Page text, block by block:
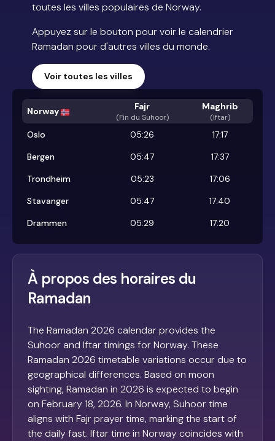
toutes les villes populaires de Norway.
Appuyez sur le bouton pour voir le calendrier
Ramadan pour d'autres villes du monde.
Voir toutes les villes
Norway Fajr
(Fin du Suhoor)
Maghrib
(Iftar)
Oslo 05:26
17:17
Bergen
05:47
17:37
Trondheim
05:23
17:06
Stavanger
05:47
17:40
Drammen
05:29 17:20
À propos des horaires du
Ramadan
The Ramadan 2026 calendar provides the
Suhoor and Iftar timings for Norway. These
Ramadan 2026 timetable variations occur due to
geographical differences. Based on moon
sighting, Ramadan in 2026 is expected to begin
on February 18, 2026. In Norway, Suhoor time
aligns with Fajr prayer time, marking the start of
the daily fast. Iftar time in Norway coincides with